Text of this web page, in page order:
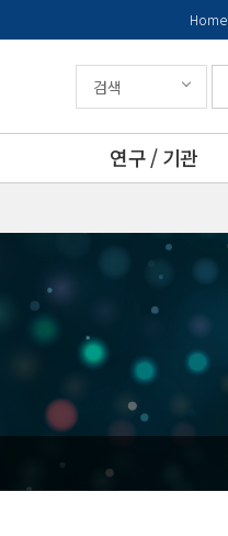
Home
연구 / 기관
검색